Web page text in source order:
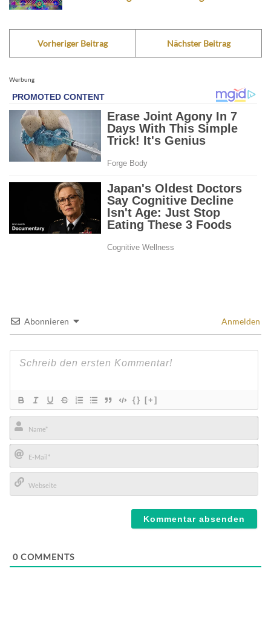
Vorheriger Beitrag Nächster Beitrag
Werbung
Abonnieren Anmelden
{} [+]
Name*
E-
Mail*
0 COMMENTS